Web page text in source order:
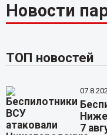
Новости
ТОП новостей
7